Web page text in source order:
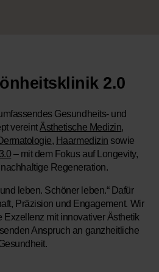
2.0
Gesundheits- und
vereintÄsthetische Medizin,
, Haarmedizin sowie
– mit dem Fokus auf Longevity,
Regeneration.
leben. Schöner leben.“ Dafür
Präzision und Engagement. Wir
mit innovativer Ästhetik
Anspruch an ganzheitliche